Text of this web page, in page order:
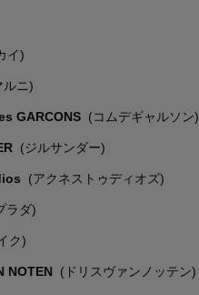
イ)
ルニ)
GARCONS (コムデギャルソン)
(ジルサンダー)
(アクネストゥディオズ)
ラダ)
ク)
NOTEN (ドリスヴァンノッテン)